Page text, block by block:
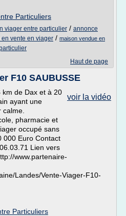
Particuliers
viager entre particulier / annonce
en vente en viager / maison vendue en
Haut de page
F10 SAUBUSSE
voir la vidéo
de Dax et à 20
ayant une
pharmacie et
occupé sans
000 Euro Contact
Lien vers
www.partenaire-
Landes/Vente-Viager-F10-
Particuliers